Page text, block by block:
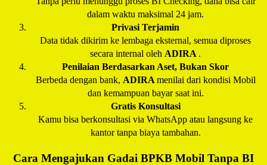
dalam waktu maksimal 24 jam.
Privasi Terjamin
Data tidak dikirim ke lembaga eksternal, semua diproses
secara internal oleh ADIRA .
Penilaian Berdasarkan Aset, Bukan Skor
Berbeda dengan bank, ADIRA menilai dari kondisi Mobil
dan kemampuan bayar saat ini.
Gratis Konsultasi
Kamu bisa berkonsultasi via WhatsApp atau langsung ke
kantor tanpa biaya tambahan.
Cara Mengajukan Gadai BPKB Mobil Tanpa BI